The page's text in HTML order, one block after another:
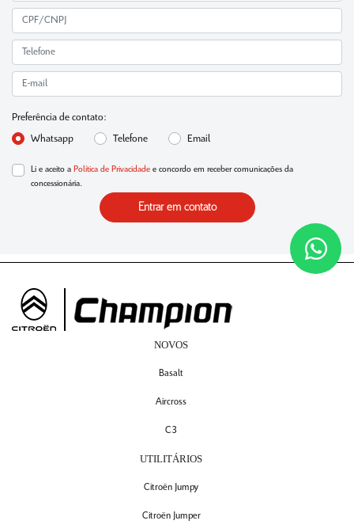
Preferência de contato:
Whatsapp
Telefone Email
Li e aceito a Política de Privacidade e concordo em receber comunicações da
concessionária.
Entrar em contato
NOVOS
Basalt
Aircross
C3
UTILITÁRIOS
Citroën Jumpy
Citroën Jumper